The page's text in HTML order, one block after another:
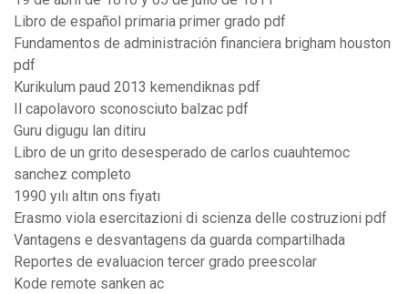
Libro de español primaria primer grado pdf
Fundamentos de administración financiera brigham houston
pdf
Kurikulum paud 2013 kemendiknas pdf
Il capolavoro sconosciuto balzac pdf
Guru digugu lan ditiru
Libro de un grito desesperado de carlos cuauhtemoc
sanchez completo
1990 yılı altın ons fiyatı
Erasmo viola esercitazioni di scienza delle costruzioni pdf
Vantagens e desvantagens da guarda compartilhada
Reportes de evaluacion tercer grado preescolar
Kode remote sanken ac